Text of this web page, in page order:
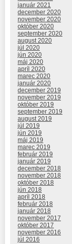
január 2021
december 2020
november 2020
október 2020
september 2020
august 2020
júl 2020
jún 2020
máj 2020
apríl 2020
marec 2020
január 2020
december 2019
november 2019
október 2019
september 2019
august 2019
júl 2019
jún 2019
máj 2019
marec 2019
február 2019
január 2019
december 2018
november 2018
október 2018
jún 2018
apríl 2018
február 2018
január 2018
november 2017
október 2017
november 2016
júl 2016